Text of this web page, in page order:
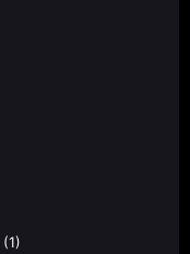
(1)